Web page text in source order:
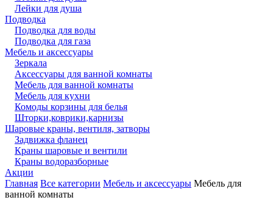
Лейки для душа
Подводка
Подводка для воды
Подводка для газа
Мебель и аксессуары
Зеркала
Аксессуары для ванной комнаты
Мебель для ванной комнаты
Мебель для кухни
Комоды корзины для белья
Шторки,коврики,карнизы
Шаровые краны, вентиля, затворы
Задвижка фланец
Краны шаровые и вентили
Краны водоразборные
Акции
Главная Все категории Мебель и аксессуары Мебель для
ванной комнаты